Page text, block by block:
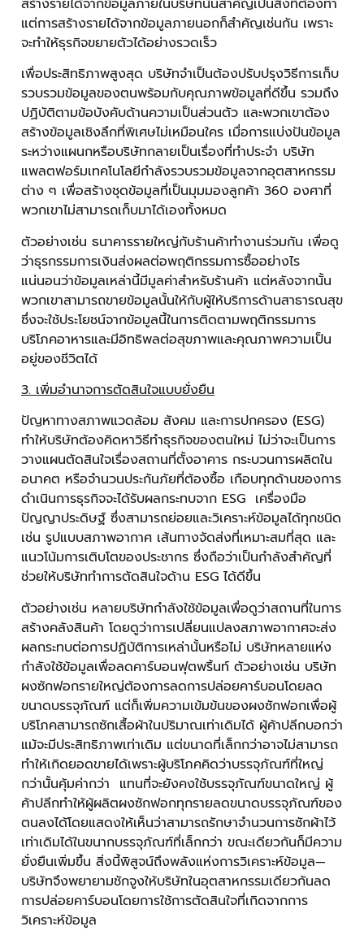
สร้างรายได้จากข้อมูลภายในบริษัทนั้นสำคัญเป็นสิ่งที่ต้องทำ
แต่การสร้างรายได้จากข้อมูลภายนอกก็สำคัญเช่นกัน เพราะ
จะทำให้ธุรกิจขยายตัวได้อย่างรวดเร็ว
เพื่อประสิทธิภาพสูงสุด บริษัทจำเป็นต้องปรับปรุงวิธีการเก็บ
รวบรวมข้อมูลของตนพร้อมกับคุณภาพข้อมูลที่ดีขึ้น รวมถึง
ปฏิบัติตามข้อบังคับด้านความเป็นส่วนตัว และพวกเขาต้อง
สร้างข้อมูลเชิงลึกที่พิเศษไม่เหมือนใคร เมื่อการแบ่งปันข้อมูล
ระหว่างแผนกหรือบริษัทกลายเป็นเรื่องที่ทำประจำ บริษัท
แพลตฟอร์มเทคโนโลยีกำลังรวบรวมข้อมูลจากอุตสาหกรรม
ต่าง ๆ เพื่อสร้างชุดข้อมูลที่เป็นมุมมองลูกค้า 360 องศาที่
พวกเขาไม่สามารถเก็บมาได้เองทั้งหมด
ตัวอย่างเช่น ธนาคารรายใหญ่กับร้านค้าทำงานร่วมกัน เพื่อดู
ว่าธุรกรรมการเงินส่งผลต่อพฤติกรรมการซื้ออย่างไร
แน่นอนว่าข้อมูลเหล่านี้มีมูลค่าสำหรับร้านค้า แต่หลังจากนั้น
พวกเขาสามารถขายข้อมูลนั้นให้กับผู้ให้บริการด้านสาธารณสุข
ซึ่งจะใช้ประโยชน์จากข้อมูลนี้ในการติดตามพฤติกรรมการ
บริโภคอาหารและมีอิทธิพลต่อสุขภาพและคุณภาพความเป็น
อยู่ของชีวิตได้
3. เพิ่มอำนาจการตัดสินใจแบบยั่งยืน
ปัญหาทางสภาพแวดล้อม สังคม และการปกครอง (ESG)
ทำให้บริษัทต้องคิดหาวิธีทำธุรกิจของตนใหม่ ไม่ว่าจะเป็นการ
วางแผนตัดสินใจเรื่องสถานที่ตั้งอาคาร กระบวนการผลิตใน
อนาคต หรือจำนวนประกันภัยที่ต้องซื้อ เกือบทุกด้านของการ
ดำเนินการธุรกิจจะได้รับผลกระทบจาก ESG เครื่องมือ
ปัญญาประดิษฐ์ ซึ่งสามารถย่อยและวิเคราะห์ข้อมูลได้ทุกชนิด
เช่น รูปแบบสภาพอากาศ เส้นทางจัดส่งที่เหมาะสมที่สุด และ
แนวโน้มการเติบโตของประชากร ซึ่งถือว่าเป็นกำลังสำคัญที่
ช่วยให้บริษัททำการตัดสินใจด้าน ESG ได้ดีขึ้น
ตัวอย่างเช่น หลายบริษัทกำลังใช้ข้อมูลเพื่อดูว่าสถานที่ในการ
สร้างคลังสินค้า โดยดูว่าการเปลี่ยนแปลงสภาพอากาศจะส่ง
ผลกระทบต่อการปฏิบัติการเหล่านั้นหรือไม่ บริษัทหลายแห่ง
กำลังใช้ข้อมูลเพื่อลดคาร์บอนฟุตพริ้นท์ ตัวอย่างเช่น บริษัท
ผงซักฟอกรายใหญ่ต้องการลดการปล่อยคาร์บอนโดยลด
ขนาดบรรจุภัณฑ์ แต่ก็เพิ่มความเข้มข้นของผงซักฟอกเพื่อผู้
บริโภคสามารถซักเสื้อผ้าในปริมาณเท่าเดิมได้ ผู้ค้าปลีกบอกว่า
แม้จะมีประสิทธิภาพเท่าเดิม แต่ขนาดที่เล็กกว่าอาจไม่สามารถ
ทำให้เกิดยอดขายได้เพราะผู้บริโภคคิดว่าบรรจุภัณฑ์ที่ใหญ่
กว่านั้นคุ้มค่ากว่า แทนที่จะยังคงใช้บรรจุภัณฑ์ขนาดใหญ่ ผู้
ค้าปลีกทำให้ผู้ผลิตผงซักฟอกทุกรายลดขนาดบรรจุภัณฑ์ของ
ตนลงได้โดยแสดงให้เห็นว่าสามารถรักษาจำนวนการซักผ้าไว้
เท่าเดิมได้ในขนากบรรจุภัณฑ์ที่เล็กกว่า ขณะเดียวกันก็มีความ
ยั่งยืนเพิ่มขึ้น สิ่งนี้พิสูจน์ถึงพลังแห่งการวิเคราะห์ข้อมูล—
บริษัทจึงพยายามชักจูงให้บริษัทในอุตสาหกรรมเดียวกันลด
การปล่อยคาร์บอนโดยการใช้การตัดสินใจที่เกิดจากการ
วิเคราะห์ข้อมูล